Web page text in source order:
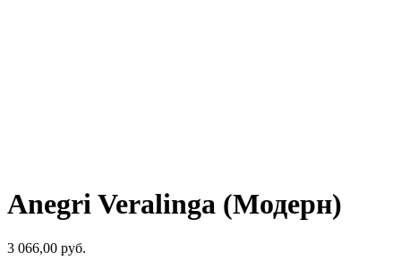
Anegri Veralinga (Модерн)
3 066,00 руб.